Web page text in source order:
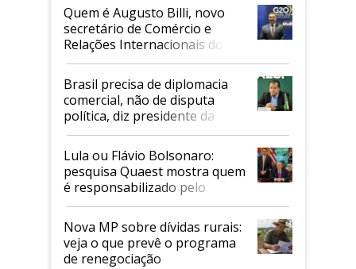
Quem é Augusto Billi, novo
secretário de Comércio e
Relações Internacionais do
Mapa
Brasil precisa de diplomacia
comercial, não de disputa
política, diz presidente da
Faesp
Lula ou Flávio Bolsonaro:
pesquisa Quaest mostra quem
é responsabilizado pelo
tarifaço dos EUA
Nova MP sobre dívidas rurais:
veja o que prevê o programa
de renegociação